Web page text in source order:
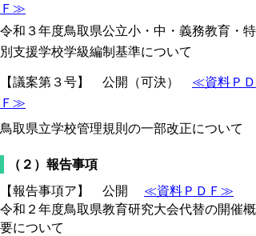
Ｆ≫
令和３年度鳥取県公立小・中・義務教育・特
別支援学校学級編制基準について
【議案第３号】 公開（可決） ≪資料ＰＤ
Ｆ≫
鳥取県立学校管理規則の一部改正について
（２）報告事項
【報告事項ア】 公開
≪資料ＰＤＦ≫
令和２年度鳥取県教育研究大会代替の開催概
要について